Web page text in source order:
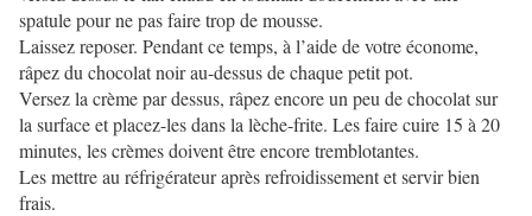
spatule pour ne pas faire trop de mousse.
Laissez reposer. Pendant ce temps, à l’aide de votre économe,
râpez du chocolat noir au-dessus de chaque petit pot.
Versez la crème par dessus, râpez encore un peu de chocolat sur
la surface et placez-les dans la lèche-frite. Les faire cuire 15 à 20
minutes, les crèmes doivent être encore tremblotantes.
Les mettre au réfrigérateur après refroidissement et servir bien
frais.